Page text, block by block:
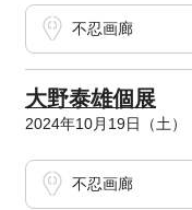
不忍画廊
大野泰雄個展
2024年10月19日（土）
不忍画廊